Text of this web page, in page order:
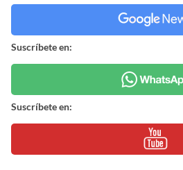
Suscríbete en:
Suscríbete en: